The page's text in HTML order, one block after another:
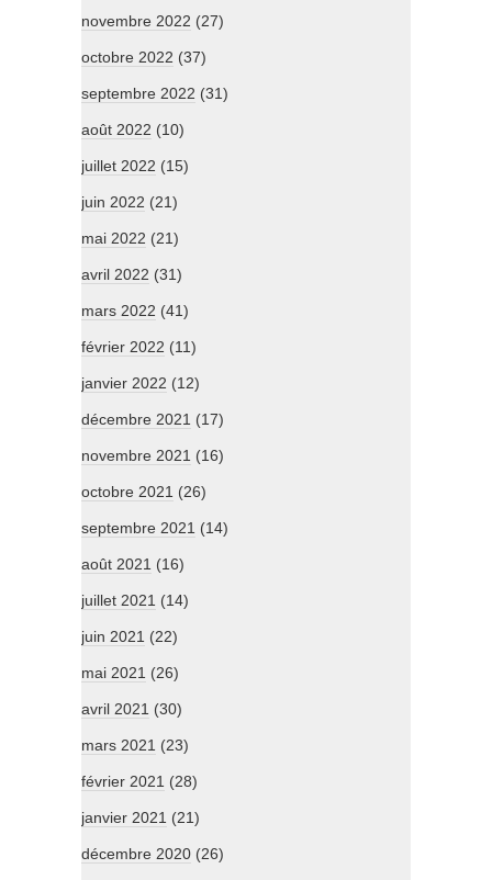
novembre 2022 (27)
octobre 2022 (37)
septembre 2022 (31)
août 2022 (10)
juillet 2022 (15)
juin 2022 (21)
mai 2022 (21)
avril 2022 (31)
mars 2022 (41)
février 2022 (11)
janvier 2022 (12)
décembre 2021 (17)
novembre 2021 (16)
octobre 2021 (26)
septembre 2021 (14)
août 2021 (16)
juillet 2021 (14)
juin 2021 (22)
mai 2021 (26)
avril 2021 (30)
mars 2021 (23)
février 2021 (28)
janvier 2021 (21)
décembre 2020 (26)